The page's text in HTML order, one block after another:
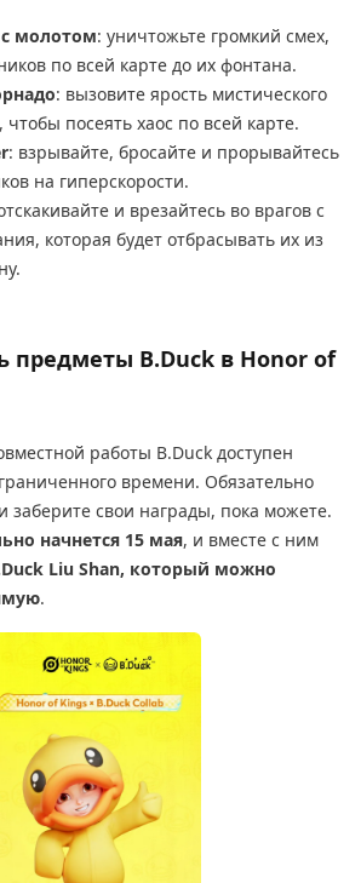
молотом: уничтожьте громкий смех,
по всей карте до их фонтана.
: вызовите ярость мистического
чтобы посеять хаос по всей карте.
: взрывайте, бросайте и прорывайтесь
на гиперскорости.
и врезайтесь во врагов с
которая будет отбрасывать их из
предметы B.Duck в Honor of
работы B.Duck доступен
времени. Обязательно
заберите свои награды, пока можете.
начнется 15 мая, и вместе с ним
Liu Shan, который можно
.